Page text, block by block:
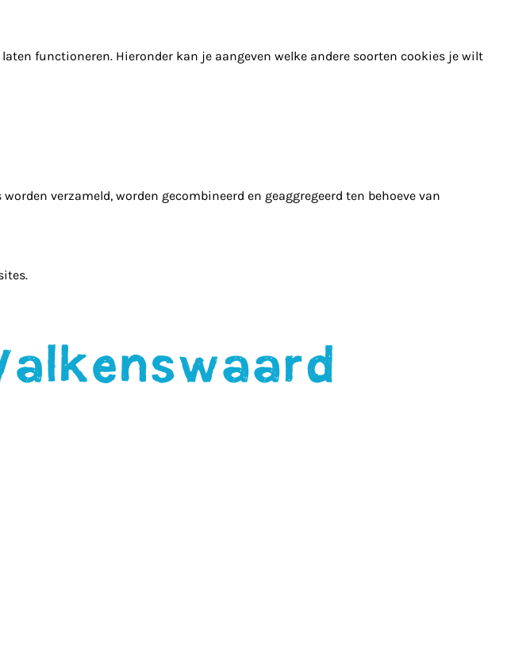
functioneren. Hieronder kan je aangeven welke andere soorten cookies je wilt
verzameld, worden gecombineerd en geaggregeerd ten behoeve van